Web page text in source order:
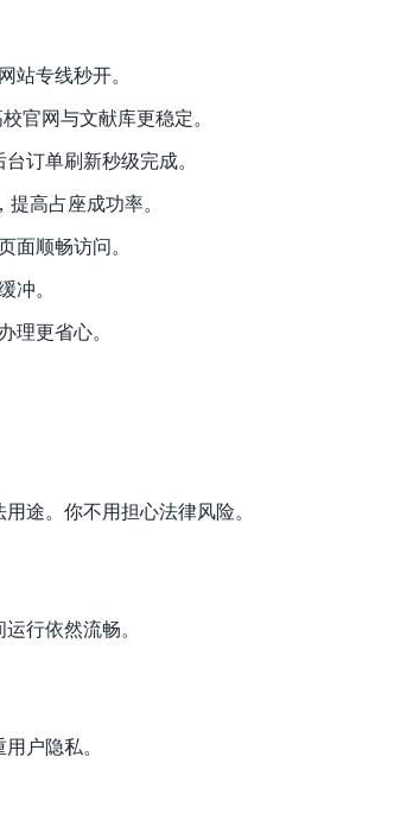
专线秒开。
官网与文献库更稳定。
订单刷新秒级完成。
高占座成功率。
面顺畅访问。
冲。
更省心。
途。你不用担心法律风险。
行依然流畅。
户隐私。